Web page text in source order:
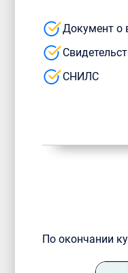
Документ о
СНИЛС
По окончании